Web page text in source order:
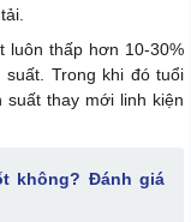
luôn thấp hơn 10-30%
Trong khi đó tuổi
thay mới linh kiện
không? Đánh giá